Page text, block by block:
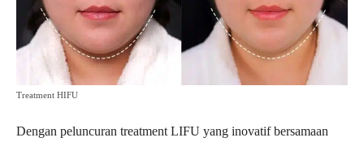
Treatment HIFU
Dengan peluncuran treatment LIFU yang inovatif bersamaan